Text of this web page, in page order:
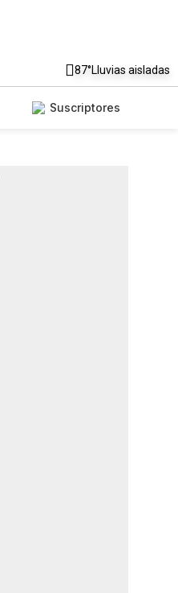
87°Lluvias aisladas
Suscriptores